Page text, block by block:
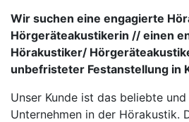
Wir suchen eine engagierte
Hörgeräteakustikerin // einen
Hörakustiker/
unbefristeter Festanstellung in
Unser Kunde ist das beliebte
Unternehmen in der Hörakustik.